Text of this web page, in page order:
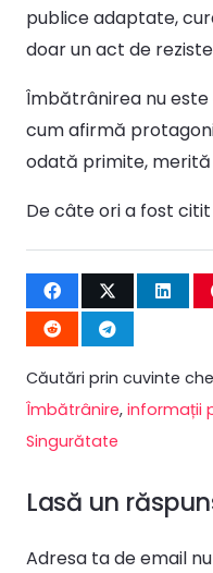
publice adaptate,
doar un act de
Îmbătrânirea nu este
cum afirmă
odată primite,
De câte ori a fost
Căutări prin cuvinte
Îmbătrânire, informații
Singurătate
Lasă un
Adresa ta de email